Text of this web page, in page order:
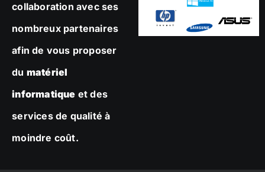
collaboration avec ses
nombreux partenaires
afin de vous proposer
du matériel
informatique et des
services de qualité à
moindre coût.